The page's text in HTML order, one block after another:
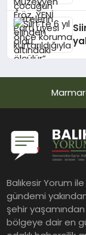
Balıkesir Yorum
gündemi
şehir
bölgeye dair en